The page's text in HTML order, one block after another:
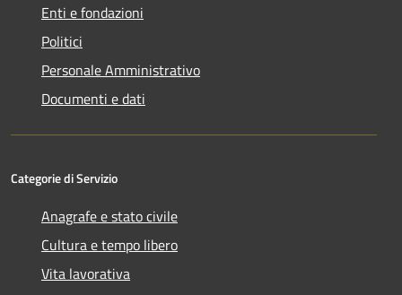
Enti e fondazioni
Politici
Personale Amministrativo
Documenti e dati
Categorie di Servizio
Anagrafe e stato civile
Cultura e tempo libero
Vita lavorativa